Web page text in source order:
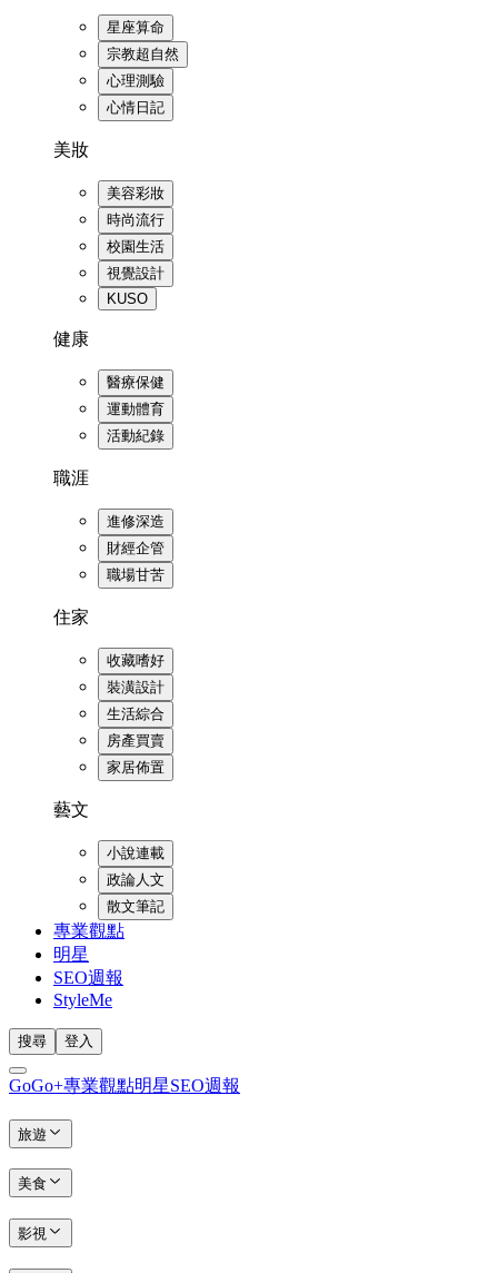
星座算命
宗教超自然
心理測驗
心情日記
美妝
美容彩妝
時尚流行
校園生活
視覺設計
KUSO
健康
醫療保健
運動體育
活動紀錄
職涯
進修深造
財經企管
職場甘苦
住家
收藏嗜好
裝潢設計
生活綜合
房產買賣
家居佈置
藝文
小說連載
政論人文
散文筆記
專業觀點
明星
SEO週報
StyleMe
搜尋 登入
GoGo+專業觀點明星SEO週報
旅遊
美食
影視